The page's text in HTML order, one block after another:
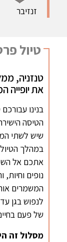
זנזיבר
טיול
טנזניה,
את יופייה
בנינו
הטיסה
שיש לשתי
במהלך
אתכם אל
נופים
המשמרים
לנפוש בגן
של פעם
מסלול זה